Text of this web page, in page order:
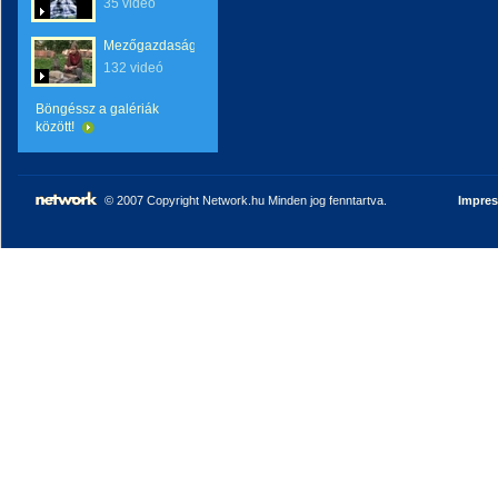
35 videó
Mezőgazdaság
132 videó
Böngéssz a galériák
között!
© 2007 Copyright Network.hu Minden jog fenntartva.